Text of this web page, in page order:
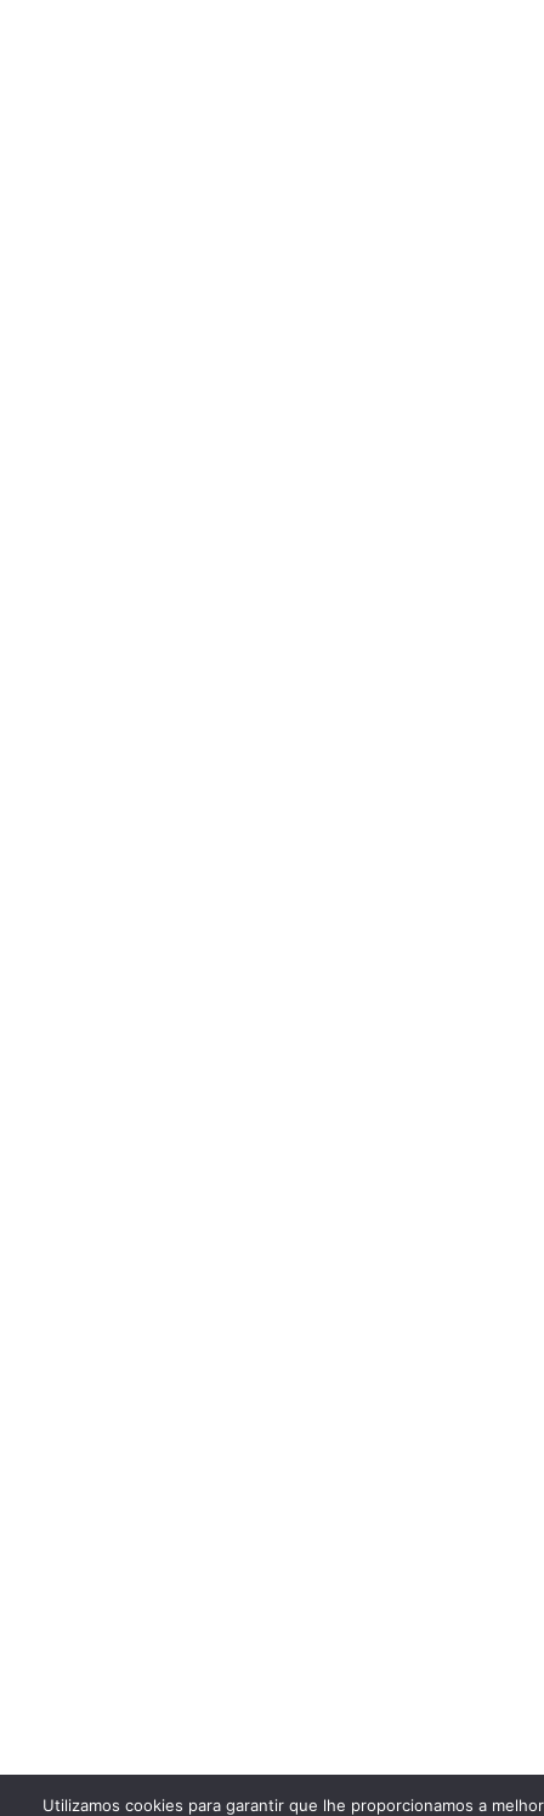
Utilizamos cookies para garantir que lhe proporcionamos a